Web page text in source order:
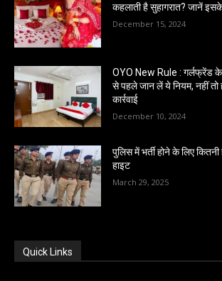
कहलाती है सुहागरात? जानें
December 15, 2024
OYO New Rule : गर्लफ्रेंड
से पहले जान लें ये नियम, नहीं तो
कार्रवाई
December 10, 2024
पुलिस में भर्ती होने के लिए कितनी
हाइट
March 29, 2025
Quick Links